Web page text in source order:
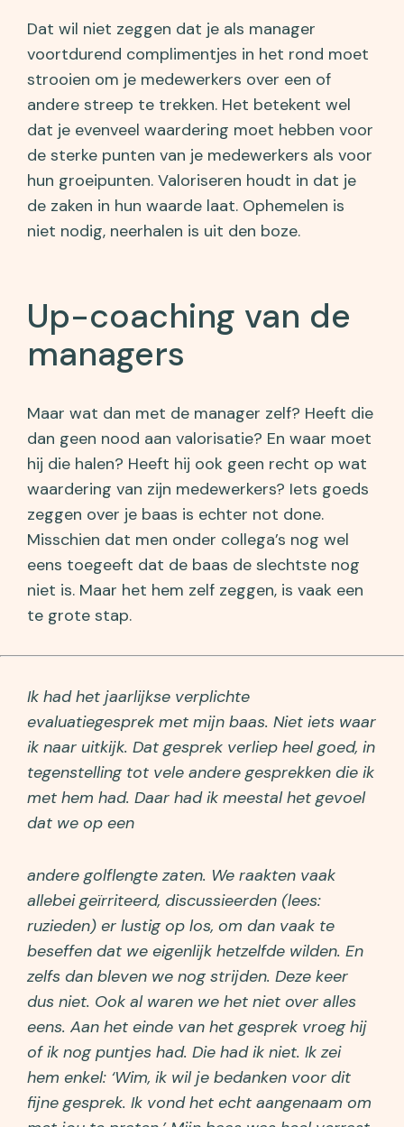
Dat wil niet zeggen dat je als manager
voortdurend complimentjes in het rond moet
strooien om je medewerkers over een of
andere streep te trekken. Het betekent wel
dat je evenveel waardering moet hebben voor
de sterke punten van je medewerkers als voor
hun groeipunten. Valoriseren houdt in dat je
de zaken in hun waarde laat. Ophemelen is
niet nodig, neerhalen is uit den boze.
Up-coaching van de
managers
Maar wat dan met de manager zelf? Heeft die
dan geen nood aan valorisatie? En waar moet
hij die halen? Heeft hij ook geen recht op wat
waardering van zijn medewerkers? Iets goeds
zeggen over je baas is echter not done.
Misschien dat men onder collega’s nog wel
eens toegeeft dat de baas de slechtste nog
niet is. Maar het hem zelf zeggen, is vaak een
te grote stap.
Ik had het jaarlijkse verplichte
evaluatiegesprek met mijn baas. Niet iets waar
ik naar uitkijk. Dat gesprek verliep heel goed, in
tegenstelling tot vele andere gesprekken die ik
met hem had. Daar had ik meestal het gevoel
dat we op een
andere golflengte zaten. We raakten vaak
allebei geïrriteerd, discussieerden (lees:
ruzieden) er lustig op los, om dan vaak te
beseffen dat we eigenlijk hetzelfde wilden. En
zelfs dan bleven we nog strijden. Deze keer
dus niet. Ook al waren we het niet over alles
eens. Aan het einde van het gesprek vroeg hij
of ik nog puntjes had. Die had ik niet. Ik zei
hem enkel: ‘Wim, ik wilje bedanken voor dit
fijne gesprek. Ik vond het echt aangenaam om